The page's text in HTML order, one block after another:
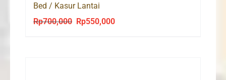
Bed / Kasur Lantai
Rp700,000
Original
Rp550,000Current